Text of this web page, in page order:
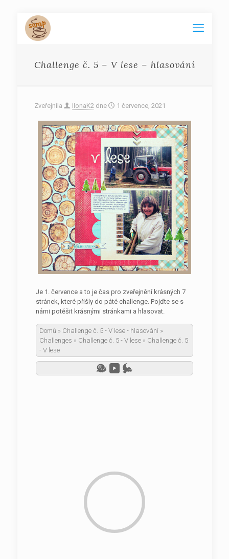
Challenge č. 5 – V lese – hlasování
Zveřejnila IlonaK2 dne 1 července, 2021
Je 1. července a to je čas pro zveřejnění krásných 7
stránek, které přišly do páté challenge. Pojďte se s
námi potěšit krásnými stránkami a hlasovat.
Domů » Challenge č. 5 - V lese - hlasování»
Challenges » Challenge č. 5 - V lese» Challenge č. 5
- V lese